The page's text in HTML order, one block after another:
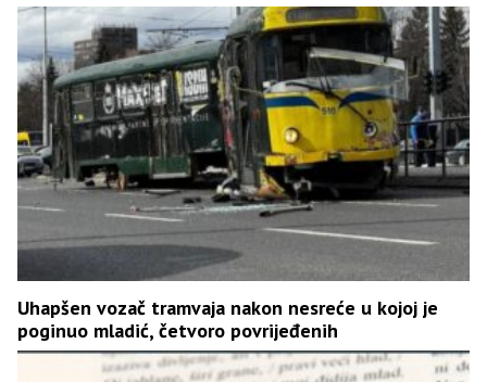
Uhapšen vozač tramvaja nakon nesreće u kojoj je
poginuo mladić, četvoro povrijeđenih